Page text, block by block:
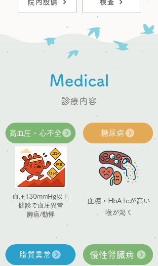
院内設備 検査
​Medical
診療内容
高血圧・心不全
血圧130mmHg以上
健診で血圧異常
胸痛/動悸
糖尿病
血糖・HbA1cが高い
喉が渇く
脂質異常 慢性腎臓病